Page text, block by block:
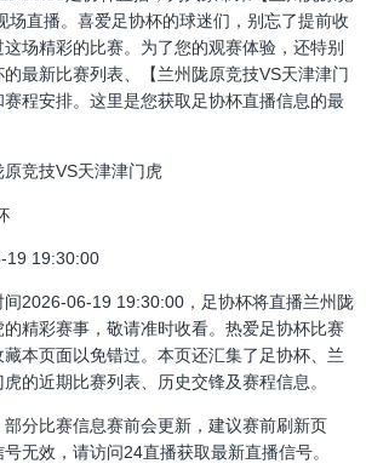
场直播。喜爱足协杯的球迷们，别忘了提前收
场精彩的比赛。为了您的观赛体验，还特别
最新比赛列表、【兰州陇原竞技VS天津津门
程安排。这里是您获取足协杯直播信息的最
原竞技VS天津津门虎
19 19:30:00
间2026-06-19 19:30:00，足协杯将直播兰州陇
精彩赛事，敬请准时收看。热爱足协杯比赛
本页面以免错过。本页还汇集了足协杯、兰
的近期比赛列表、历史交锋及赛程信息。
部分比赛信息赛前会更新，建议赛前刷新页
无效，请访问24直播获取最新直播信号。